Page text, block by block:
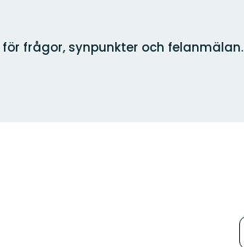
frågor, synpunkter och felanmälan.